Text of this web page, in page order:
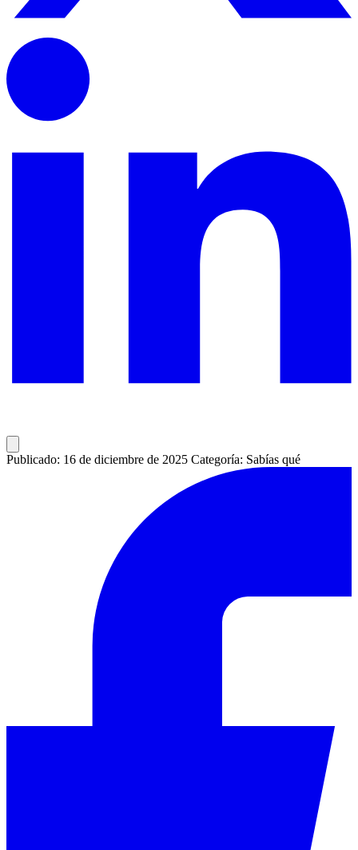
Publicado: 16 de diciembre de 2025 Categoría: Sabías qué